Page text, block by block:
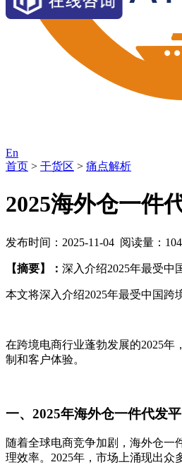
En
首页 > 干货区 > 痛点解析
2025海外仓一件
发布时间：2025-11-04 阅读量：
【摘要】： 深入介绍2025年最受中
本文将深入介绍2025年最受中国
在跨境电商行业蓬勃发展的2025年
制和客户体验。
一、2025年海外仓一件代发
随着全球电商竞争加剧，海外仓
理效率。2025年，市场上涌现出